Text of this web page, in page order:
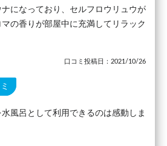
になっており、セルフロウリュウが
の香りが部屋中に充満してリラック
口コミ投稿日：2021/10/26
風呂として利用できるのは感動しま